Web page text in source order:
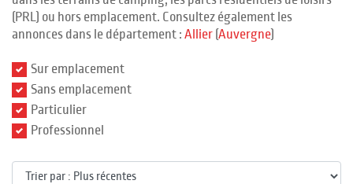
(PRL) ou hors emplacement. Consultez également les
annonces dans le département : Allier (Auvergne)
Sur emplacement
Sans emplacement
Particulier
Professionnel